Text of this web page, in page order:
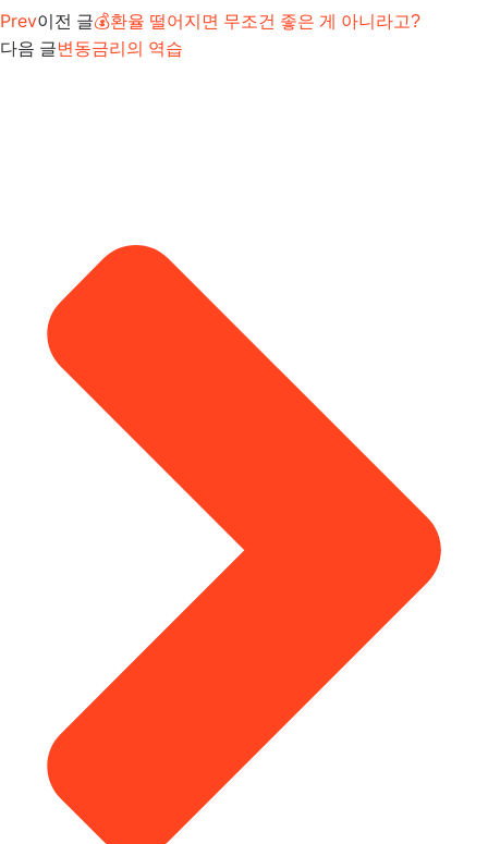
Prev이전 글💰환율 떨어지면 무조건 좋은 게 아니라고?
다음 글변동금리의 역습